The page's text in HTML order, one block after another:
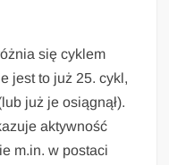
się cyklem
jest to już 25. cykl,
już je osiągnął).
aktywność
m.in. w postaci